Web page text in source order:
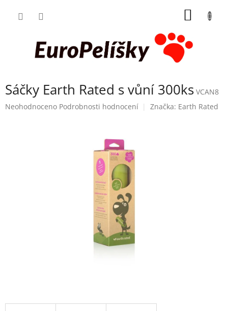
Sáčky Earth Rated s vůní 300ks VCAN8
Průměrné
Neohodnoceno Podrobnosti hodnocení Značka: Earth Rated